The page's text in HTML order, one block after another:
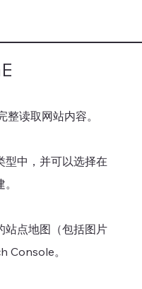
读取网站内容。
型中，并可以选择在
站点地图（包括图片
Console。